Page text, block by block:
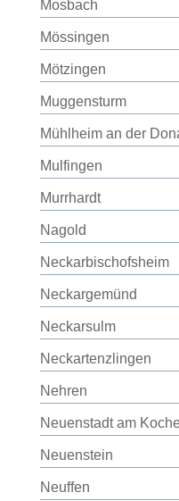
Mosbach
Mössingen
Mötzingen
Muggensturm
Mühlheim an der
Mulfingen
Murrhardt
Nagold
Neckarbischofsheim
Neckargemünd
Neckarsulm
Neckartenzlingen
Nehren
Neuenstadt am
Neuenstein
Neuffen